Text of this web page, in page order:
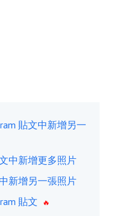
貼文中新增另一
中新增更多照片
新增另一張照片
貼文